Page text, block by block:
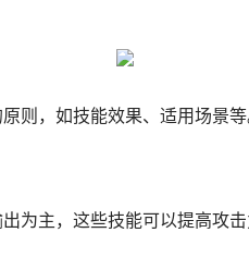
则，如技能效果、适用场景等
为主，这些技能可以提高攻击